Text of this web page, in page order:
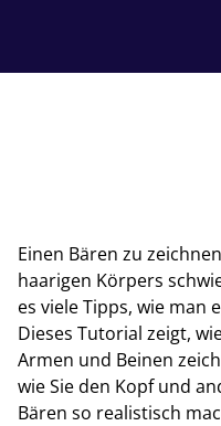
Einen Bären zu
haarigen Körpers
es viele Tipps, wie man
Dieses Tutorial zeigt,
Armen und Beinen
wie Sie den Kopf und
Bären so realistisch